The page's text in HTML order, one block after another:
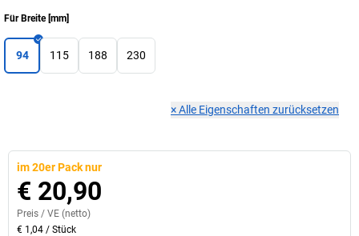
Für Breite[mm]
94 115 188 230
×Alle Eigenschaften zurücksetzen
im 20er Pack nur
€ 20,90
Preis / VE (netto)
€ 1,04 / Stück